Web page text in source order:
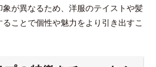
が異なるため、洋服のテイストや髪
ことで個性や魅力をより引き出すこ